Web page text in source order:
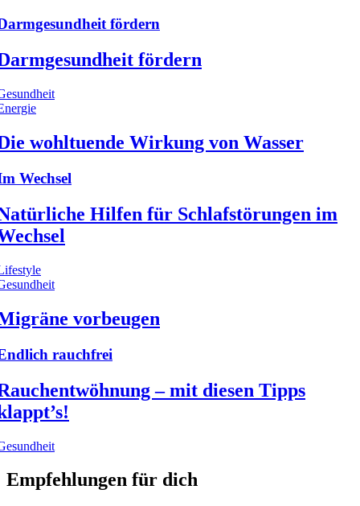
fördern
fördern
wohltuende Wirkung von Wasser
Wechsel
Hilfen für Schlafstörungen im
vorbeugen
rauchfrei
– mit diesen Tipps
Empfehlungen für dich